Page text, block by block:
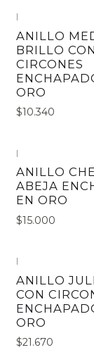
|
ANILLO
BRILLO CON
CIRCONES
ORO
$10.340
|
ANILLO
ABEJA
EN ORO
$15.000
|
ANILLO
CON
ORO
$21.670